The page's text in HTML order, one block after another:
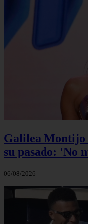
Galilea Montijo
su pasado: 'No
06/08/2026